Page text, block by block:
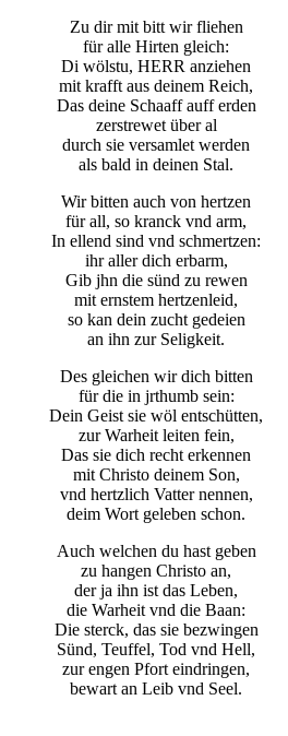
Zu dir mit bitt wir fliehen
für alle Hirten gleich:
Di wölstu, HERR anziehen
mit krafft aus deinem Reich,
Das deine Schaaff auff erden
zerstrewet über al
durch sie versamlet werden
als bald in deinen Stal.
Wir bitten auch von hertzen
für all, so kranck vnd arm,
In ellend sind vnd schmertzen:
ihr aller dich erbarm,
Gib jhn die sünd zu rewen
mit ernstem hertzenleid,
so kan dein zucht gedeien
an ihn zur Seligkeit.
Des gleichen wir dich bitten
für die in jrthumb sein:
Dein Geist sie wöl entschütten,
zur Warheit leiten fein,
Das sie dich recht erkennen
mit Christo deinem Son,
vnd hertzlich Vatter nennen,
deim Wort geleben schon.
Auch welchen du hast geben
zu hangen Christo an,
der ja ihn ist das Leben,
die Warheit vnd die Baan:
Die sterck, das sie bezwingen
Sünd, Teuffel, Tod vnd Hell,
zur engen Pfort eindringen,
bewart an Leib vnd Seel.